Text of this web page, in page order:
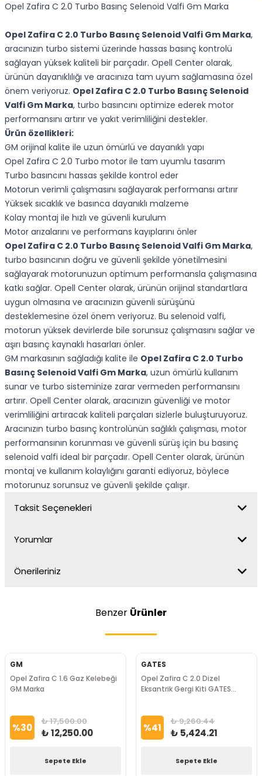
Opel Zafira C 2.0 Turbo Basınç Selenoid Valfi Gm Marka
Opel Zafira C 2.0 Turbo Basınç Selenoid Valfi Gm Marka,
aracınızın turbo sistemi üzerinde hassas basınç kontrolü
sağlayan yüksek kaliteli bir parçadır. Opell Center olarak,
ürünün dayanıklılığı ve aracınıza tam uyum sağlamasına özel
önem veriyoruz. Opel Zafira C 2.0 Turbo Basınç Selenoid
Valfi Gm Marka, turbo basıncını optimize ederek motor
performansını artırır ve yakıt verimliliğini destekler.
Ürün özellikleri:
GM orijinal kalite ile uzun ömürlü ve dayanıklı yapı
Opel Zafira C 2.0 Turbo motor ile tam uyumlu tasarım
Turbo basıncını hassas şekilde kontrol eder
Motorun verimli çalışmasını sağlayarak performansı artırır
Yüksek sıcaklık ve basınca dayanıklı malzeme
Kolay montaj ile hızlı ve güvenli kurulum
Motor arızalarını ve performans kayıplarını önler
Opel Zafira C 2.0 Turbo Basınç Selenoid Valfi Gm Marka,
turbo basıncının doğru ve güvenli şekilde yönetilmesini
sağlayarak motorunuzun optimum performansla çalışmasına
katkı sağlar. Opell Center olarak, ürünün orijinal standartlara
uygun olmasına ve aracınızın güvenli sürüşünü
desteklemesine özel önem veriyoruz. Bu selenoid valfi,
motorun yüksek devirlerde bile sorunsuz çalışmasını sağlar ve
aşırı basınç kaynaklı hasarları önler.
GM markasının sağladığı kalite ile Opel Zafira C 2.0 Turbo
Basınç Selenoid Valfi Gm Marka, uzun ömürlü kullanım
sunar ve turbo sisteminize zarar vermeden performansını
artırır. Opell Center olarak, aracınızın güvenliği ve motor
verimliliğini artıracak kaliteli parçaları sizlerle buluşturuyoruz.
Aracınızın turbo basınç kontrolünün sağlıklı çalışması, motor
performansının korunması ve güvenli sürüş için bu basınç
selenoid valfi ideal bir parçadır. Opell Center olarak, ürünün
montaj ve kullanım kolaylığını garanti ediyoruz, böylece
motorunuz sorunsuz ve güvenli şekilde çalışır.
Taksit Seçenekleri
Yorumlar
Önerileriniz
Benzer Ürünler
GM
Opel Zafira C 1.6 Gaz Kelebeği
GM Marka
%30 ₺ 17,500.00
₺ 12,250.00
Sepete Ekle
GATES
Opel Zafira C 2.0 Dizel
Eksantrik Gergi Kiti GATES
%41 ₺ 9,260.44
₺ 5,424.21
Sepete Ekle